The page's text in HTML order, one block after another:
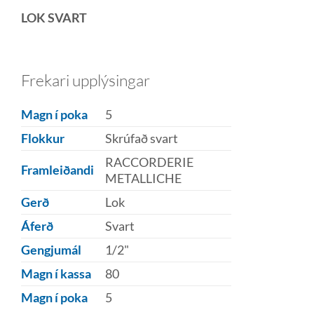
LOK SVART
Frekari upplýsingar
Magn í poka
5
Flokkur
Skrúfað svart
Framleiðandi
RACCORDERIE
METALLICHE
Gerð
Lok
Áferð
Svart
Gengjumál
1/2"
Magn í kassa
80
Magn í poka
5